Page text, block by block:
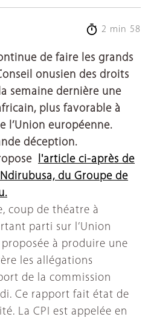
2 min 58
de faire les grands
onusien des droits
semaine dernière une
plus favorable à
l’Union européenne.
déception.
l'article ci-après de
du Groupe de
coup de théatre à
parti sur l’Union
à produire une
les allégations
de la commission
Ce rapport fait état de
La CPI est appelée en